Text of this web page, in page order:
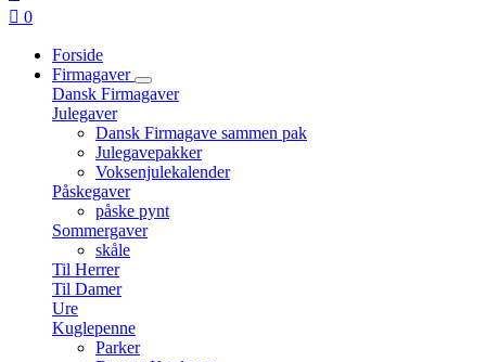
 0
Forside
Firmagaver
Dansk Firmagaver
Julegaver
Dansk Firmagave sammen pak
Julegavepakker
Voksenjulekalender
Påskegaver
påske pynt
Sommergaver
skåle
Til Herrer
Til Damer
Ure
Kuglepenne
Parker